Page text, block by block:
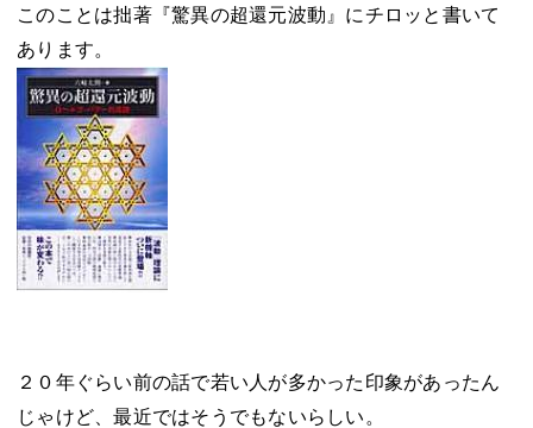
このことは拙著『驚異の超還元波動』にチロッと書いて
あります。
２０年ぐらい前の話で若い人が多かった印象があったん
じゃけど、最近ではそうでもないらしい。